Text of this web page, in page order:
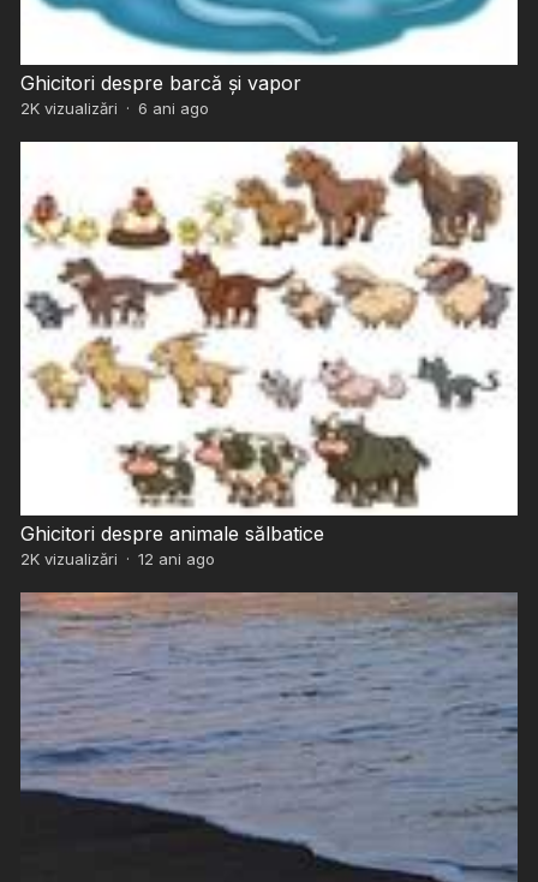
Ghicitori despre barcă și vapor
2Kvizualizări · 6 ani ago
Ghicitori despre animale sălbatice
2Kvizualizări · 12 ani ago